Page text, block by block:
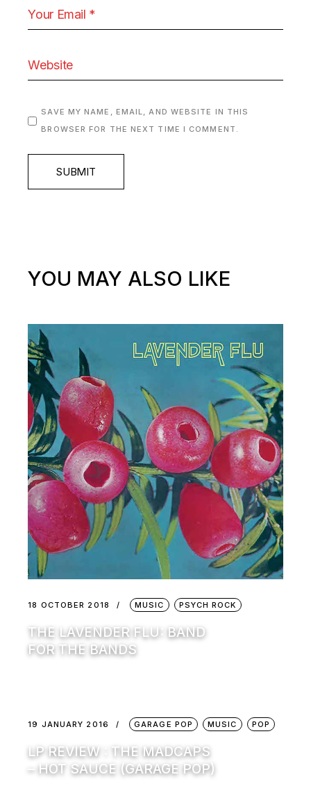
SAVE MY NAME, EMAIL, AND WEBSITE IN THIS
BROWSER FOR THE NEXT TIME I COMMENT.
SUBMIT
YOU MAY ALSO LIKE
18 OCTOBER 2018 MUSIC PSYCH ROCK
THE LAVENDER FLU: BAND
FOR THE BANDS
19 JANUARY 2016 GARAGE POP MUSIC POP
LP REVIEW : THE MADCAPS
– HOT SAUCE (GARAGE POP)